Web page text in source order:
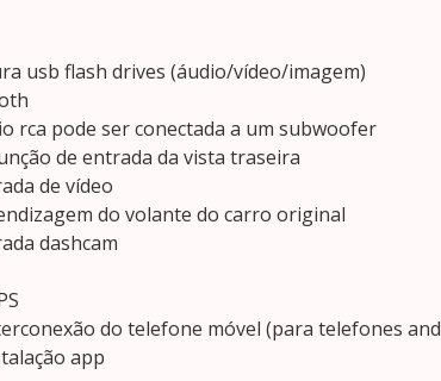
usb flash drives (áudio/vídeo/imagem)
rca pode ser conectada a um subwoofer
de entrada da vista traseira
de vídeo
do volante do carro original
dashcam
do telefone móvel (para telefones
app